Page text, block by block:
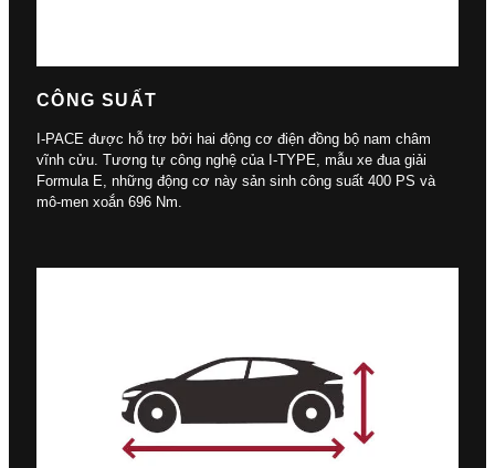
CÔNG SUẤT
I-PACE được hỗ trợ bởi hai động cơ điện đồng bộ nam châm
vĩnh cửu. Tương tự công nghệ của I-TYPE, mẫu xe đua giải
Formula E, những động cơ này sản sinh công suất 400 PS và
mô-men xoắn 696 Nm.